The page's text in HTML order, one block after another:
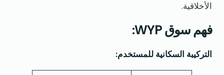
الأخلاقية.
فهم سوق WYP:
التركيبة السكانية للمستخدم: